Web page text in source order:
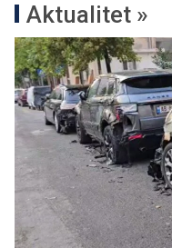
Aktualitet »